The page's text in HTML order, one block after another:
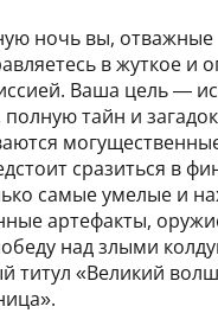
ночь вы, отважные
в жуткое и
Ваша цель —
тайн и
сразиться в
самые умелые и
артефакты,
над злыми
титул «Великий